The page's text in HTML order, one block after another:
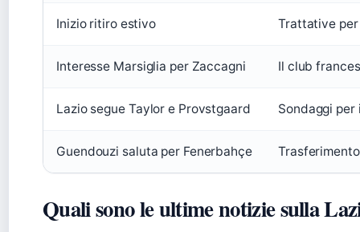
Inizio ritiro estivo Trattative
Interesse Marsiglia per Zaccagni Il club
Lazio segue Taylor e Provstgaard Sondaggi
Guendouzi saluta per Fenerbahçe
Quali sono le ultime notizie sulla